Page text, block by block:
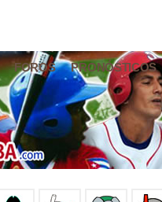
FOROS PRONÓSTICOS